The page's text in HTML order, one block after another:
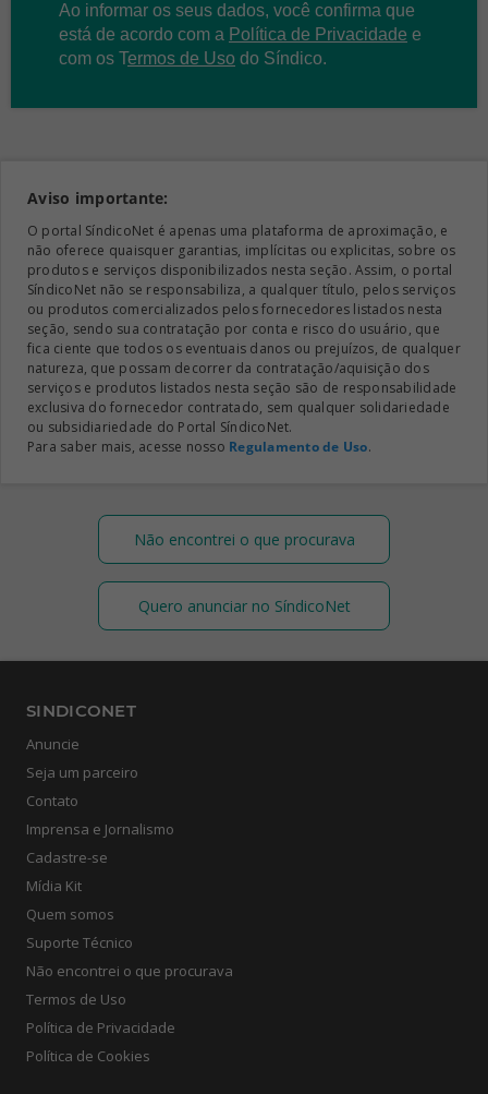
Ao informar os seus dados, você confirma que
está de acordo com a Política de Privacidade e
com os Termos de Uso do Síndico.
Aviso importante:
O portal SíndicoNet é apenas uma plataforma de aproximação, e
não oferece quaisquer garantias, implícitas ou explicitas, sobre os
produtos e serviços disponibilizados nesta seção. Assim, o portal
SíndicoNet não se responsabiliza, a qualquer título, pelos serviços
ou produtos comercializados pelos fornecedores listados nesta
seção, sendo sua contratação por conta e risco do usuário, que
fica ciente que todos os eventuais danos ou prejuízos, de qualquer
natureza, que possam decorrer da contratação/aquisição dos
serviços e produtos listados nesta seção são de responsabilidade
exclusiva do fornecedor contratado, sem qualquer solidariedade
ou subsidiariedade do Portal SíndicoNet.
Para saber mais, acesse nosso Regulamento de Uso.
Não encontrei o que procurava
Quero anunciar no SíndicoNet
SINDICONET
Anuncie
Seja um parceiro
Contato
Imprensa e Jornalismo
Cadastre-se
Mídia Kit
Quem somos
Suporte Técnico
Não encontrei o que procurava
Termos de Uso
Política de Privacidade
Política de Cookies